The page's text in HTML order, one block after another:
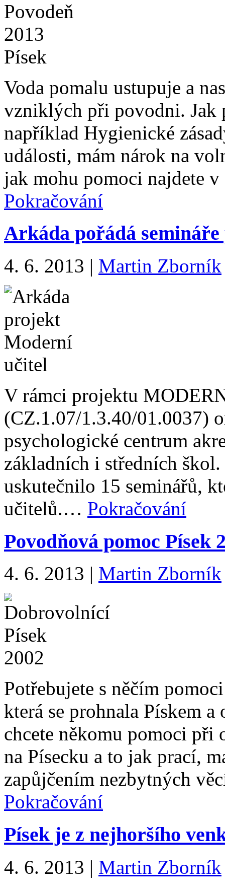
Voda pomalu ustupuje a
vzniklých při povodni. Jak
například Hygienické
události, mám nárok na
jak mohu pomoci najdete
Pokračování
Arkáda pořádá
4. 6. 2013 | Martin Zborník
V rámci projektu
(CZ.1.07/1.3.40/01.0037)
psychologické centrum
základních i středních
uskutečnilo 15 seminářů,
učitelů.… Pokračování
Povodňová pomoc Písek
4. 6. 2013 | Martin Zborník
Potřebujete s něčím
která se prohnala Pískem
chcete někomu pomoci při
na Písecku a to jak prací,
zapůjčením nezbytných
Pokračování
Písek je z nejhoršího
4. 6. 2013 | Martin Zborník